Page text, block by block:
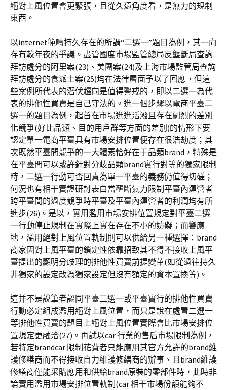
絕對上風位置會更緊張，且從久遠角度看，是無力的規制
東西。
以internet範疇持久存在的所謂“二選一”題目為例，其一向
存有較年夜的爭議。盡管國度市場監管總局反壟斷局查詢
拜訪處分的阿里案(23)、美團案(24)及上海市場監管局查詢
拜訪處分的食派士案(25)均在法律層面予以了回應，但這
些案例所代表的潛伏趨向是值得警戒的，即以二選一為代
表的排他性買賣是自己守法的。進一個步驟以電商平臺二
選一的題目為例，起首在市場進進活潑且存在劇烈的差別
化競爭(好比品類、目的用戶群等方面的差別)的情形下要
認定單一電商平臺具有市場安排位置便存在很浩劫度；其
次既然平臺間競爭的一大體素恰好在于品類brand，特殊是
在平臺間可以或許針對分歧品類brand實行對等的獨家限制
時，二選一行動可否回責為單一平臺的義務仍值得切磋；
何況也有相干實證研討表白當壟斷氣力限制平臺內運營者
跨平臺間的過度競爭時平臺及平臺內運營者的利潤均有所
進步(26)。是以，實用濫用市場安排位置規定對平臺二選
一行動停止規制在實際上實在存在不小的妨礙；而響應
地，濫用絕對上風位置軌制則可以供給另一種選擇：brand
商家因對上風平臺的鎖定性依靠招致其不得不接收上風平
臺提出的顯明分歧理的排他性買賣前提變革(如從過往持久
非獨家的設定改為獨家設定但沒有額定的資本置換等)。
這并不是說筆者認同平臺二選一或平臺實行的排他性買賣
行動必定組成濫用絕對上風位置，而只是說在處置二選一
等排他性買賣的題目上絕對上風位置實際會比市場安排位
置規定更融洽(27)。再試以car 行業的售后市場限制為例，
若特定brandcar 限制花費者只能應用其官方允許的brand維
護修繕商而不得接收自力維護修繕商的辦事、且brand維護
修繕商僅能采購應用和供給brand原裝的零部件時，此時非
論實用濫用市場安排位置軌制(car 相干市場份額能夠不